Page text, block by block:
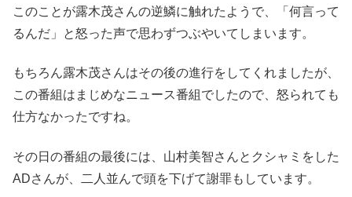
このことが露木茂さんの逆鱗に触れたようで、「何言って
るんだ」と怒った声で思わずつぶやいてしまいます。
もちろん露木茂さんはその後の進行をしてくれましたが、
この番組はまじめなニュース番組でしたので、怒られても
仕方なかったですね。
その日の番組の最後には、山村美智さんとクシャミをした
ADさんが、二人並んで頭を下げて謝罪もしています。